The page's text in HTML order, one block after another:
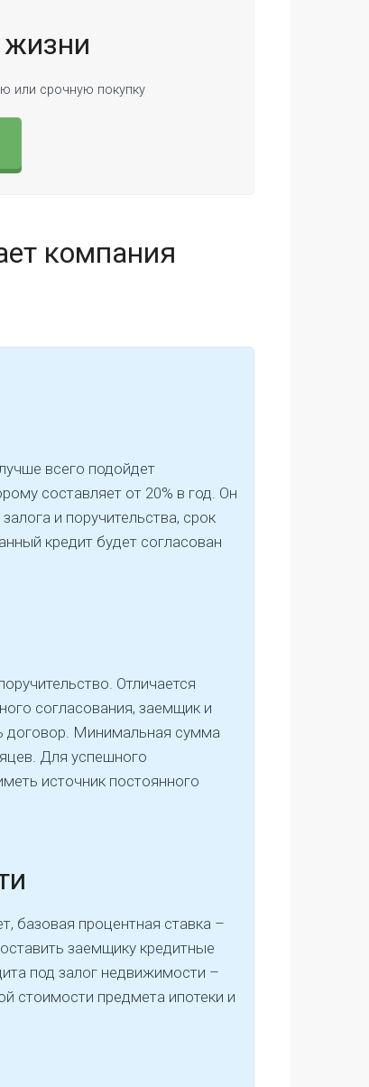
жизни
или срочную покупку
компания
всего подойдет
составляет от 20% в год. Он
и поручительства, срок
кредит будет согласован
Отличается
согласования, заемщик и
договор. Минимальная сумма
Для успешного
источник постоянного
базовая процентная ставка –
заемщику кредитные
под залог недвижимости –
стоимости предмета ипотеки и